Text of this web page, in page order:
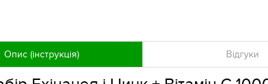
Опис (інструкція) Відгуки